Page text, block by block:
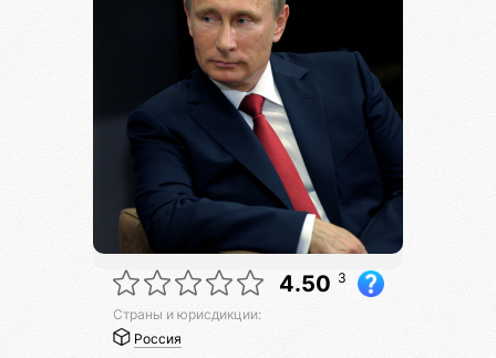
4.50 3
Страны и юрисдикции:
Россия